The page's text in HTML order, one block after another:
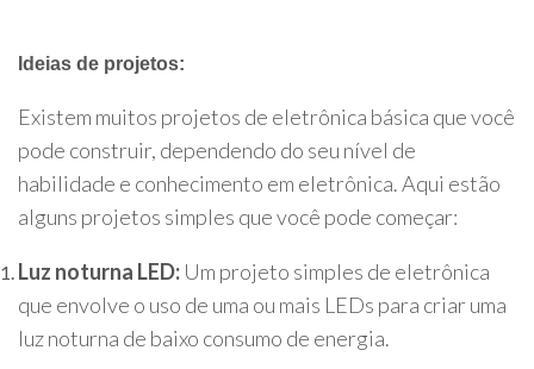
Ideias de projetos:
Existem muitos projetos de eletrônica básica que você
pode construir, dependendo do seu nível de
habilidade e conhecimento em eletrônica. Aqui estão
alguns projetos simples que você pode começar:
Luz noturna LED: Um projeto simples de eletrônica
que envolve o uso de uma ou mais LEDs para criar uma
luz noturna de baixo consumo de energia.